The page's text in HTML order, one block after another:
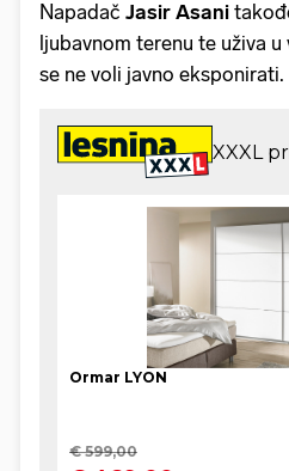
Napadač Jasir Asani
ljubavnom terenu te uživa
se ne voli javno eksponirati.